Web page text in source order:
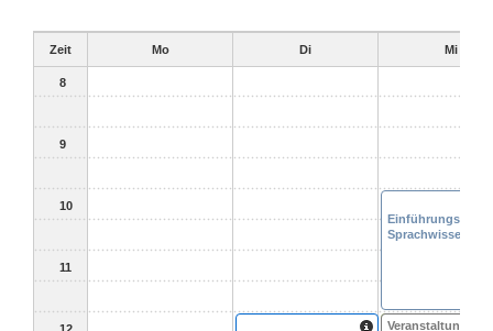
Zeit Mo Di Mi
8
9
10
11
ABV Modul
Veranstaltung